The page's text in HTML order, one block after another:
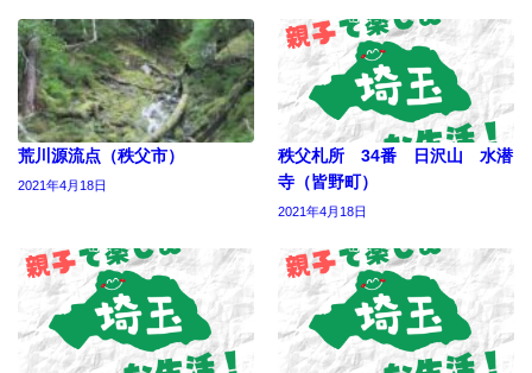
荒川源流点（秩父市）
2021年4月18日
秩父札所 34番 日沢山 水潜
寺（皆野町）
2021年4月18日